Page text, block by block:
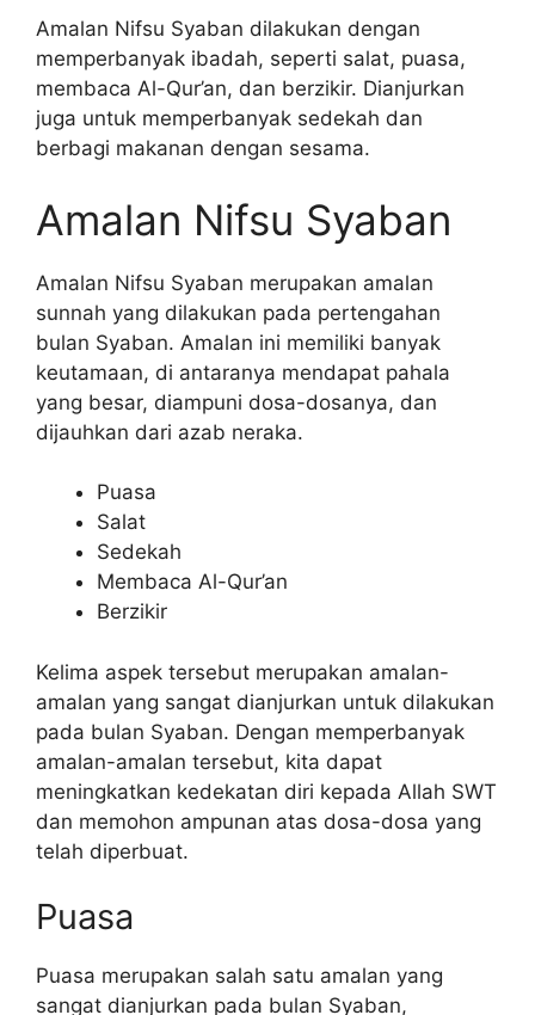
Amalan Nifsu Syaban dilakukan dengan
memperbanyak ibadah, seperti salat, puasa,
membaca Al-Qur’an, dan berzikir. Dianjurkan
juga untuk memperbanyak sedekah dan
berbagi makanan dengan sesama.
Amalan Nifsu Syaban
Amalan Nifsu Syaban merupakan amalan
sunnah yang dilakukan pada pertengahan
bulan Syaban. Amalan ini memiliki banyak
keutamaan, di antaranya mendapat pahala
yang besar, diampuni dosa-dosanya, dan
dijauhkan dari azab neraka.
Puasa
Salat
Sedekah
Membaca Al-Qur’an
Berzikir
Kelima aspek tersebut merupakan amalan-
amalan yang sangat dianjurkan untuk dilakukan
pada bulan Syaban. Dengan memperbanyak
amalan-amalan tersebut, kita dapat
meningkatkan kedekatan diri kepada Allah SWT
dan memohon ampunan atas dosa-dosa yang
telah diperbuat.
Puasa
Puasa merupakan salah satu amalan yang
sangat dianjurkan pada bulan Syaban,